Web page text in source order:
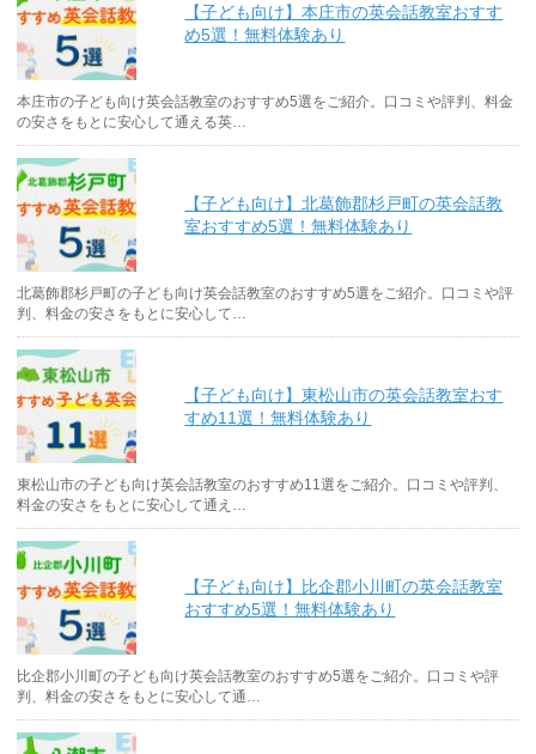
【子ども向け】本庄市の英会話教室おすす
め5選！無料体験あり
本庄市の子ども向け英会話教室のおすすめ5選をご紹介。口コミや評判、料金
の安さをもとに安心して通える英…
【子ども向け】北葛飾郡杉戸町の英会話教
室おすすめ5選！無料体験あり
北葛飾郡杉戸町の子ども向け英会話教室のおすすめ5選をご紹介。口コミや評
判、料金の安さをもとに安心して…
【子ども向け】東松山市の英会話教室おす
すめ11選！無料体験あり
東松山市の子ども向け英会話教室のおすすめ11選をご紹介。口コミや評判、
料金の安さをもとに安心して通え…
【子ども向け】比企郡小川町の英会話教室
おすすめ5選！無料体験あり
比企郡小川町の子ども向け英会話教室のおすすめ5選をご紹介。口コミや評
判、料金の安さをもとに安心して通…